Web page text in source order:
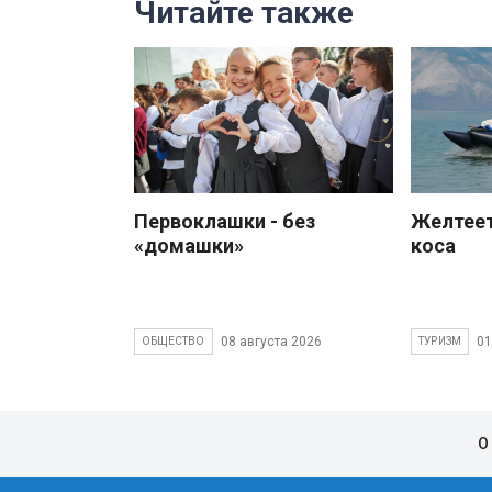
Читайте также
Первоклашки - без
«домашки»
ОБЩЕСТВО 08 августа 2026
коса
ТУРИЗМ
О